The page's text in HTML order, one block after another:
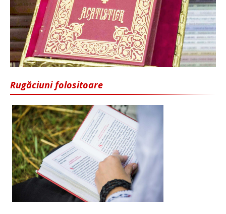
Rugăciuni folositoare